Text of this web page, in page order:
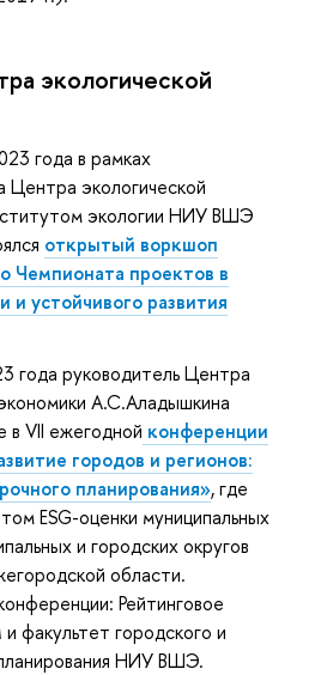
экологической
года в рамках
Центра экологической
экологии НИУ ВШЭ
открытый воркшоп
Чемпионата проектов в
и устойчивого развития
года руководитель Центра
А.С.Аладышкина
в VII ежегодной конференции
городов и регионов:
планирования», где
ESG-оценки муниципальных
и городских округов
области.
Рейтинговое
факультет городского и
НИУ ВШЭ.